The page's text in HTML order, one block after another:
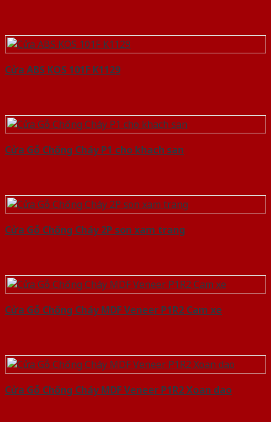
Cửa ABS KOS 101F K1129
Cửa Gỗ Chống Cháy P1 cho khach san
Cửa Gỗ Chống Cháy 2P son xam trang
Cửa Gỗ Chống Cháy MDF Veneer P1R2 Cam xe
Cửa Gỗ Chống Cháy MDF Veneer P1R2 Xoan dao